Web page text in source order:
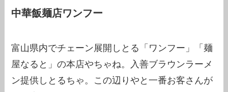
中華飯麺店ワンフー
富山県内でチェーン展開しとる「ワンフー」「麺
屋なると」の本店やちゃね。入善ブラウンラーメ
ン提供しとるちゃ。この辺りやと一番お客さんが